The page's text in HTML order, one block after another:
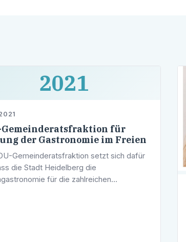
2021
Gemeinderatsfraktion für
der Gastronomie im Freien
Gemeinderatsfraktion setzt sich dafür
die Stadt Heidelberg die
für die zahlreichen